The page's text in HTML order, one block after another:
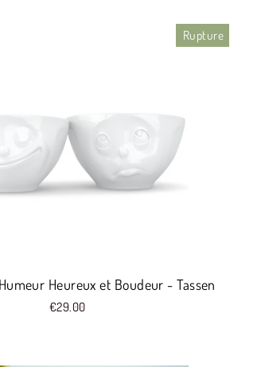
Rupture
Heureux et Boudeur - Tassen
€29.00